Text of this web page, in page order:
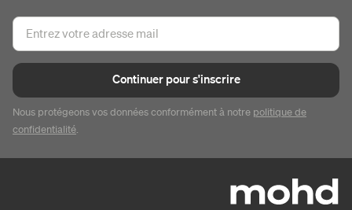
Continuer pour s'inscrire
Nous protégeons vos données conformément à notre politique de
confidentialité.